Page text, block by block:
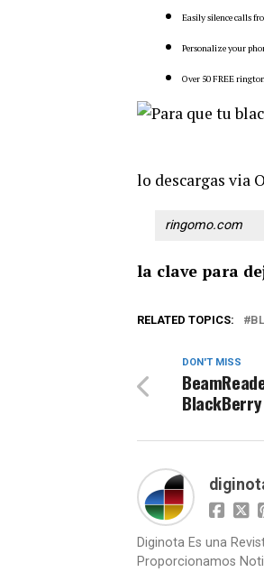
Easily silence calls
Personalize your
Over 50 FREE
lo descargas via
ringomo.com
la clave para
RELATED TOPICS:
DON'T MISS
BlackBerry
Diginota Es una
Proporcionamos